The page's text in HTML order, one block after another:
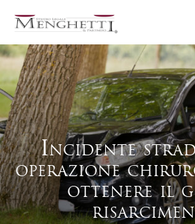
Incidente
operazione
ottenere il